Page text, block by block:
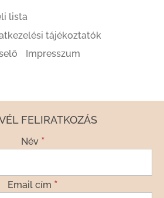
lista
tájékoztatók
Impresszum
FELIRATKOZÁS
Név *
Email cím *